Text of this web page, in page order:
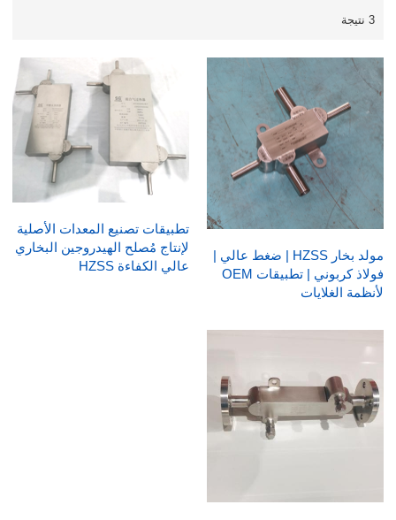
3 نتيجة
مولد بخار HZSS | ضغط عالي |
فولاذ كربوني | تطبيقات OEM
لأنظمة الغلايات
تطبيقات تصنيع المعدات الأصلية
لإنتاج مُصلح الهيدروجين البخاري
عالي الكفاءة HZSS